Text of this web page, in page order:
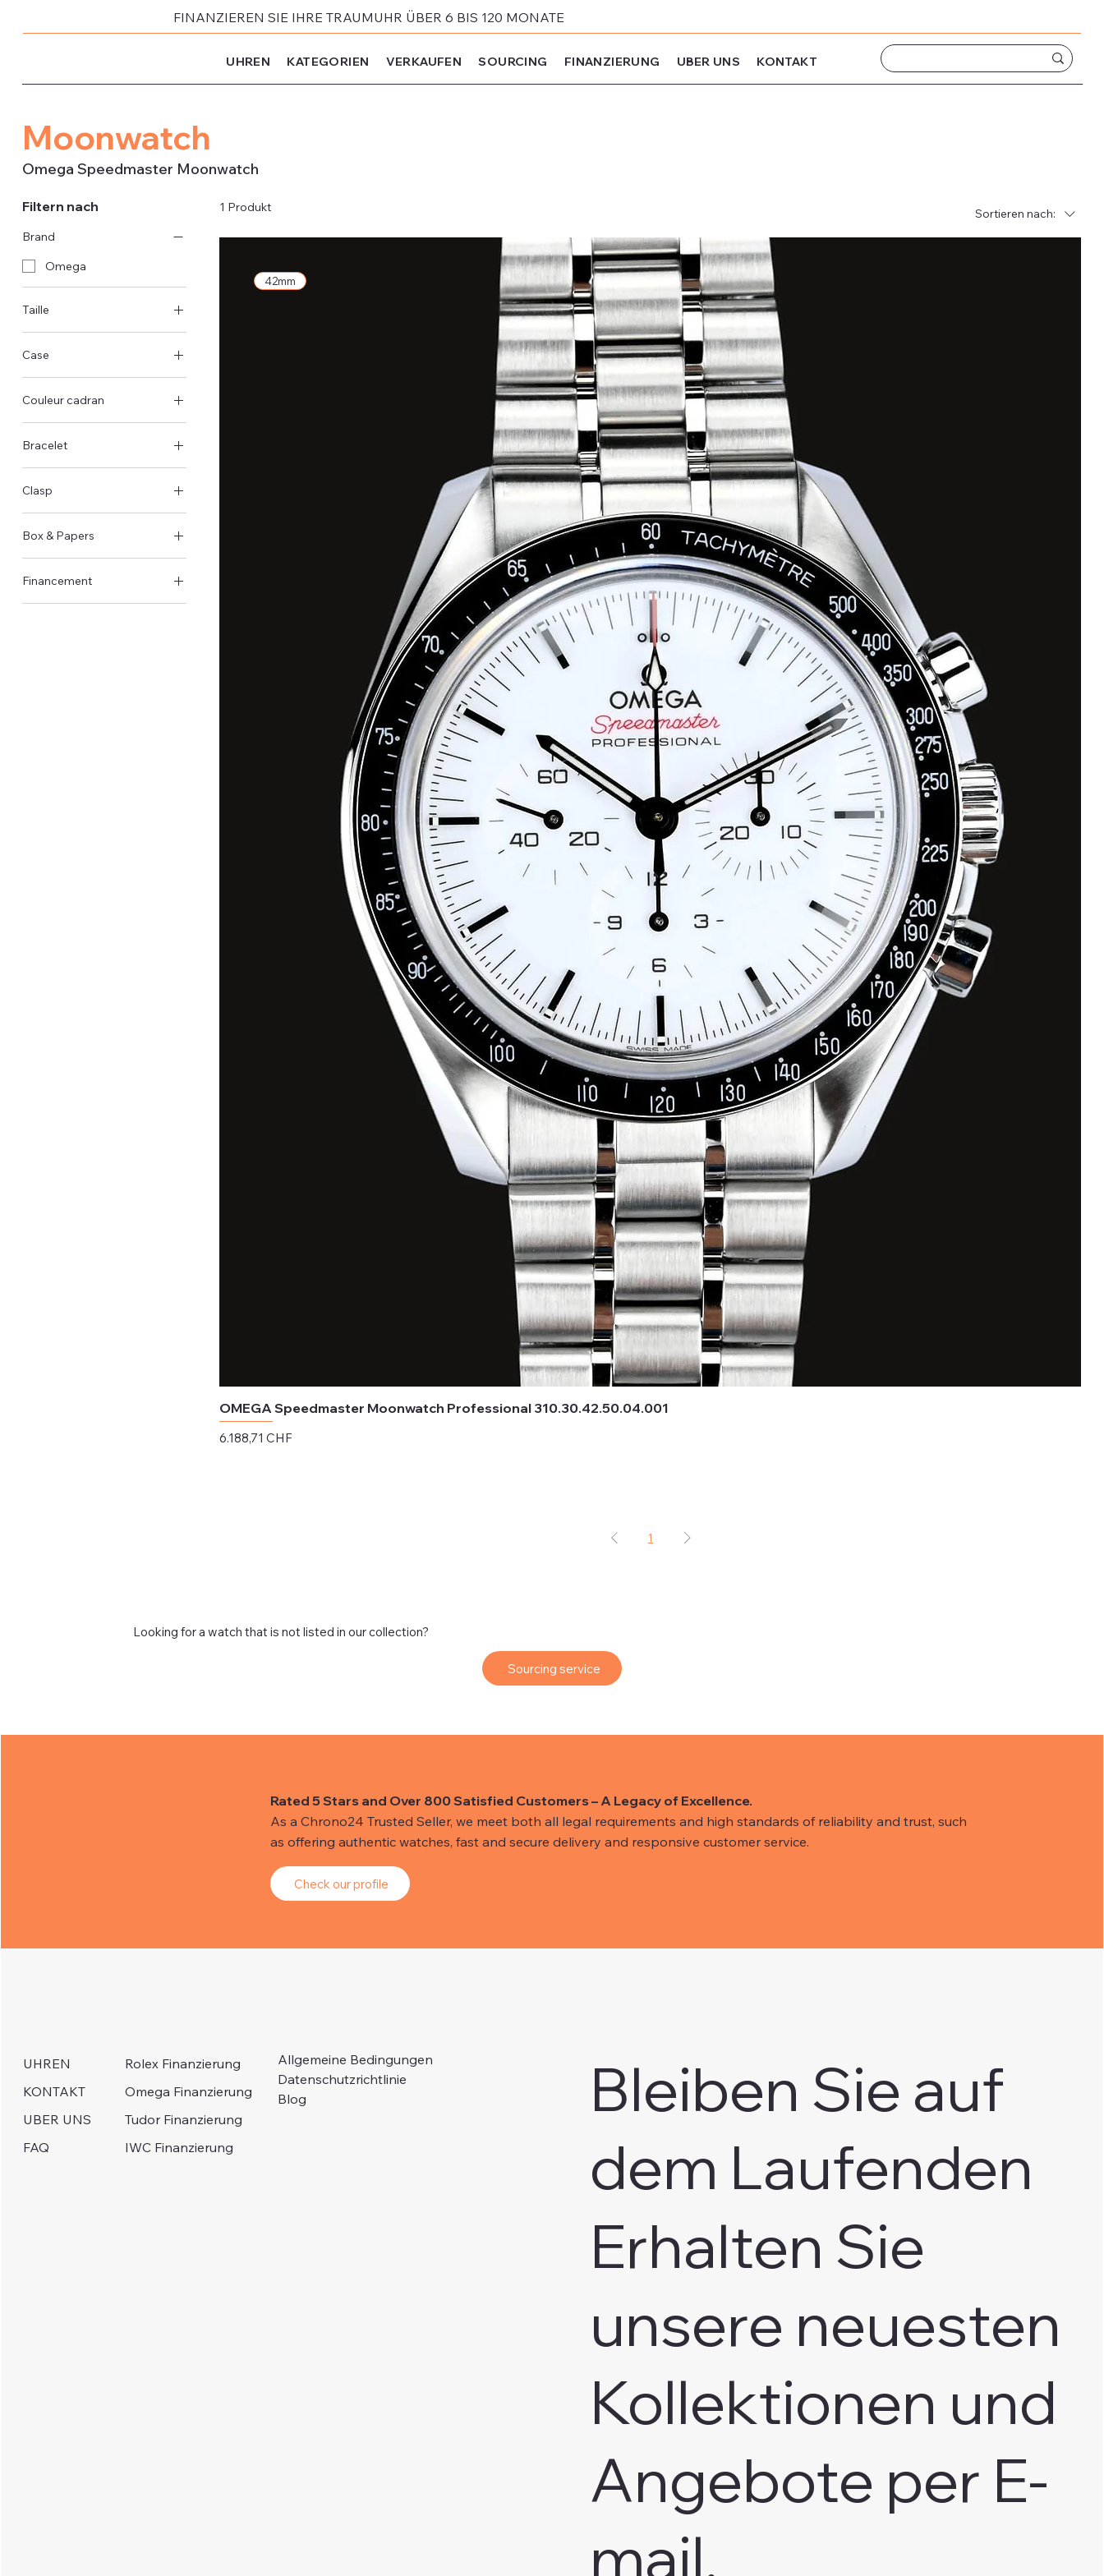
FINANZIEREN SIE IHRE TRAUMUHR ÜBER 6 BIS 120 MONATE
UHREN KATEGORIEN VERKAUFEN SOURCING FINANZIERUNG UBER UNS KONTAKT
Looking for a watch that is not listed in our collection?
Sourcing service
Moonwatch
Omega Speedmaster Moonwatch
Filtern nach
Brand
Omega
Taille
Case
Couleur cadran
Bracelet
Clasp
Box & Papers
Original Schachtel &
Papiere
Financement
1 Produkt Sortieren nach:
42mm
OMEGA Speedmaster Moonwatch Professional 310.30.42.50.04.001
Preis
6.188,71 CHF
1
Rated 5 Stars and Over 800 Satisfied Customers – A Legacy of Excellence.
As a Chrono24 Trusted Seller, we meet both all legal requirements and high standards of reliability and trust, such
as offering authentic watches, fast and secure delivery and responsive customer service.
Check our profile
UHREN
KONTAKT
UBER UNS
FAQ
Rolex Finanzierung
Omega Finanzierung
Tudor Finanzierung
IWC Finanzierung
Allgemeine Bedingungen
Datenschutzrichtlinie
Blog
Bleiben Sie auf
dem Laufenden
Erhalten Sie
unsere neuesten
Kollektionen und
Angebote per E-
mail.